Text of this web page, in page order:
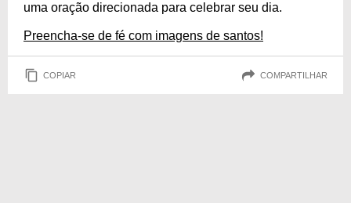
uma oração direcionada para celebrar seu dia.
Preencha-se de fé com imagens de santos!
COPIAR COMPARTILHAR